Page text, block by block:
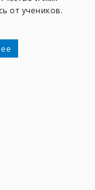
от учеников.